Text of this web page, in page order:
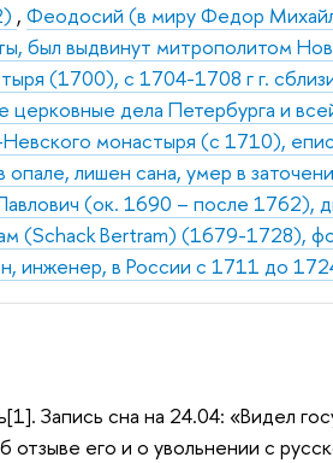
,Феодосий (в миру Федор
был выдвинут митрополитом
(1700), с 1704-1708 г г.
церковные дела Петербурга и
монастыря (с 1710),
лишен сана, умер в
(ок. 1690 – после 1762),
(Schack Bertram) (1679-1728),
инженер, в России с 1711 до
Запись сна на 24.04: «Видел
отзыве его и о увольнении с